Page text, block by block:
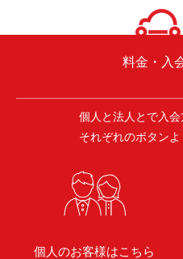
料金・入
個人と法人とで入会
それぞれのボタンよ
個人のお客様はこちら